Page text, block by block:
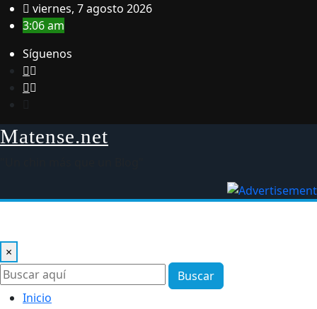
Saltar viernes, 7 agosto 2026
3:06 am
Síguenos
Matense.net
×
Buscar
Inicio